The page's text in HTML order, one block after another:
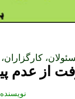
از عدم